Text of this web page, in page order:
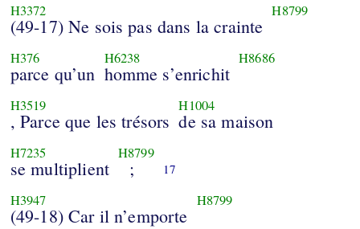
H3372
(49-17) Ne sois pas dans la crainte
H8799
H376
parce qu’un
H6238
homme s’enrichit
H8686
H3519
, Parce que les trésors
H1004
de sa maison
H7235
se multiplient
H8799
; 17
H3947
(49-18) Car il n’emporte
H8799